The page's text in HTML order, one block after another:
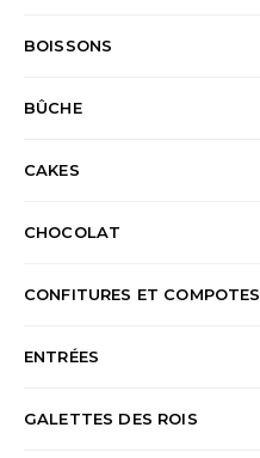
BOISSONS
BÛCHE
CAKES
CHOCOLAT
CONFITURES ET COMPOTES
ENTRÉES
GALETTES DES ROIS